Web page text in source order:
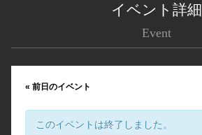
イベント詳細
Event
« 前日のイベント
このイベントは終了しました。